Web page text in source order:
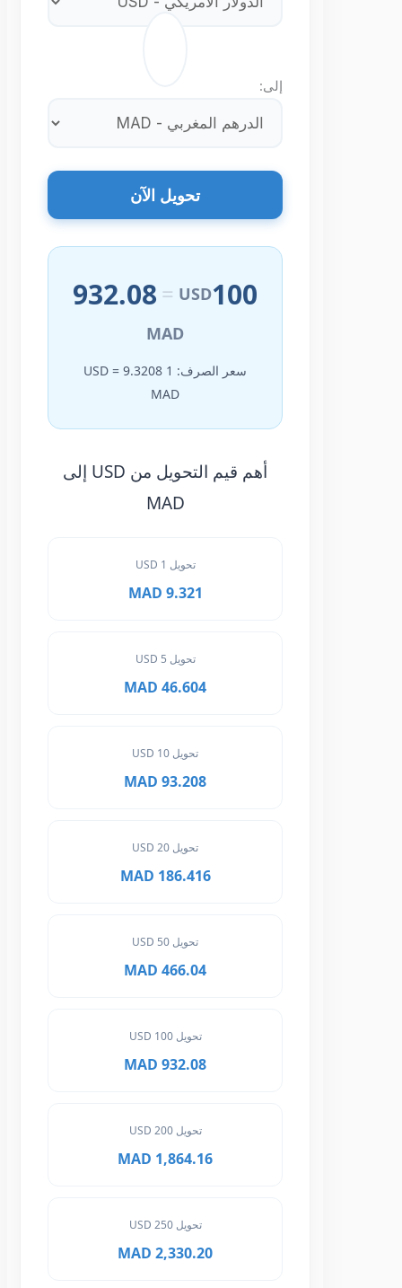
تحويل الآن
100
USD
=
932.08
MAD
سعر الصرف: 1 USD = 9.3208
أهم قيم التحويل من USD إلى
MAD
تحويل 1 USD
9.321 MAD
تحويل 5 USD
46.604 MAD
93.208 MAD
186.416 MAD
466.04 MAD
تحويل 100 USD
932.08 MAD
تحويل 200 USD
1,864.16 MAD
تحويل 250 USD
2,330.20 MAD